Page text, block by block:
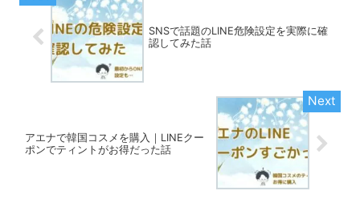
SNSで話題のLINE危険設定を実際に確
認してみた話
アエナで韓国コスメを購入｜LINEクー
ポンでティントがお得だった話